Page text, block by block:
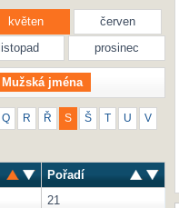
květen
červen
listopad prosinec
Mužská jména
Q R Ř S Š T U V
Pořadí
21